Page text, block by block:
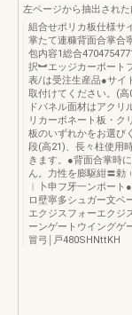
左ページから抽出され
組合せポリカ板仕様サ
掌たて連糠背面合掌合
包内容1総合
択︼エッジカーポート
表/は受注生産品●サイ
取付けてください。(
ドパネル面材はアク
リカーボネート板・ク
板のいずれかをお選び
段(高21)、長々柱使用
きます。●背面合掌時
ん。力性を膨駆紺〓勅
︱卜申フ牙一ンポー
ロ壁寧多シュガー文ベ
エクジスフォーエクジ
ーンゲートウイングゲ
冒弓￨戸480SHNttKH